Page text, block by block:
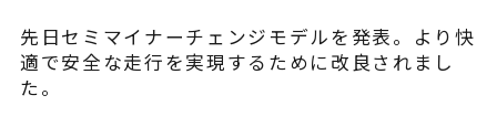
先日セミマイナーチェンジモデルを発表。より快
適で安全な走行を実現するために改良されまし
た。